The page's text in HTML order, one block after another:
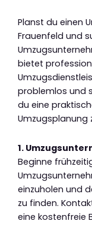
Planst du einen
Frauenfeld und
bietet
problemlos und
du eine
Umzugsplanung
1.
Beginne
einzuholen und
zu finden.
eine kostenfreie